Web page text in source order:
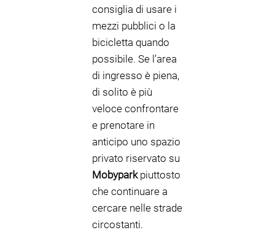
consiglia di usare i
mezzi pubblici o la
bicicletta quando
possibile. Se l’area
di ingresso è piena,
di solito è più
veloce confrontare
e prenotare in
anticipo uno spazio
privato riservato su
Mobyparkpiuttosto
che continuare a
cercare nelle strade
circostanti.